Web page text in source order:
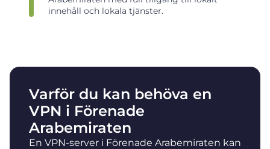
innehåll och lokala tjänster.
Varför du kan behöva en
VPN i Förenade
Arabemiraten
En VPN-server i Förenade Arabemiraten kan